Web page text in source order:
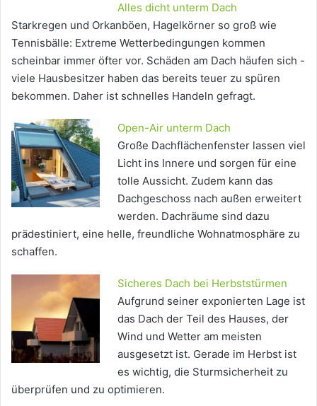
Alles dicht unterm Dach
Starkregen und Orkanböen, Hagelkörner so groß wie
Tennisbälle: Extreme Wetterbedingungen kommen
scheinbar immer öfter vor. Schäden am Dach häufen sich -
viele Hausbesitzer haben das bereits teuer zu spüren
bekommen. Daher ist schnelles Handeln gefragt.
Open-Air unterm Dach
Große Dachflächenfenster lassen viel
Licht ins Innere und sorgen für eine
tolle Aussicht. Zudem kann das
Dachgeschoss nach außen erweitert
werden. Dachräume sind dazu
prädestiniert, eine helle, freundliche Wohnatmosphäre zu
schaffen.
Sicheres Dach bei Herbststürmen
Aufgrund seiner exponierten Lage ist
das Dach der Teil des Hauses, der
Wind und Wetter am meisten
ausgesetzt ist. Gerade im Herbst ist
es wichtig, die Sturmsicherheit zu
überprüfen und zu optimieren.